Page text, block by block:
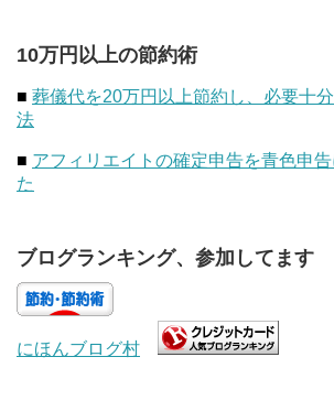
10万円以上の節約術
■ 葬儀代を20万円以上節約し、必要十
法
■ アフィリエイトの確定申告を青色申
た
ブログランキング、参加してます
にほんブログ村